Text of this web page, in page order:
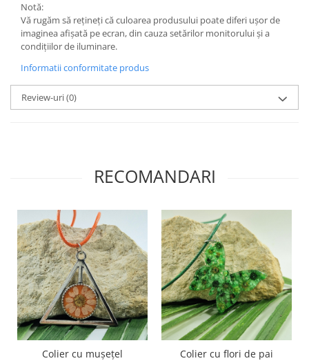
Săculeț de depozitare pentru pâine
Ambalaj cu ceară de albine pentru
alimente
Șervețel ecologic pentru sandiș
Dischete cosmetice
Sac reutilizabil pentru fructe și
Card cadou
Accesorii tricotate
Decor Crăciun
TOATE Bijuteriile și Accesoriile
TOATE Produsele Zero Waste
TOATE Produsele Personalizate
Notă:
Vă rugăm să rețineți că culoarea produsului poate diferi ușor de
imaginea afișată pe ecran, din cauza setărilor monitorului și a
condițiilor de iluminare.
Informatii conformitate produs
Review-uri(0)
RECOMANDARI
Colier cu mușețel
Colier cu flori de pai